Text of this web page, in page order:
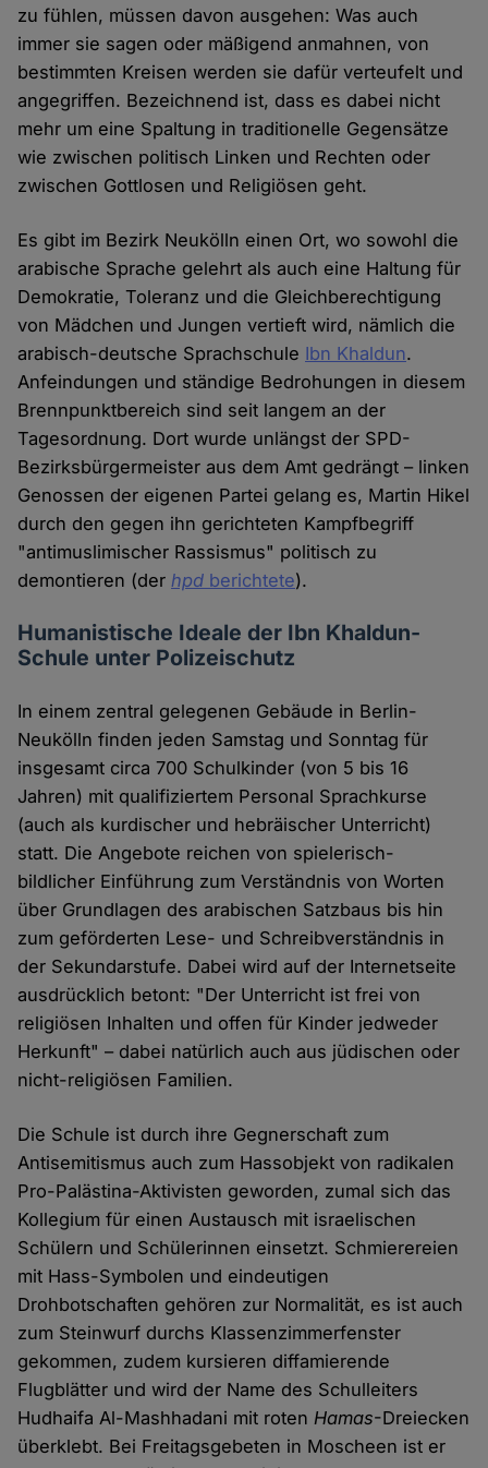
zu fühlen, müssen davon ausgehen: Was auch
immer sie sagen oder mäßigend anmahnen, von
bestimmten Kreisen werden sie dafür verteufelt und
angegriffen. Bezeichnend ist, dass es dabei nicht
mehr um eine Spaltung in traditionelle Gegensätze
wie zwischen politisch Linken und Rechten oder
zwischen Gottlosen und Religiösen geht.
Es gibt im Bezirk Neukölln einen Ort, wo sowohl die
arabische Sprache gelehrt als auch eine Haltung für
Demokratie, Toleranz und die Gleichberechtigung
von Mädchen und Jungen vertieft wird, nämlich die
arabisch-deutsche Sprachschule Ibn Khaldun.
Anfeindungen und ständige Bedrohungen in diesem
Brennpunktbereich sind seit langem an der
Tagesordnung. Dort wurde unlängst der SPD-
Bezirksbürgermeister aus dem Amt gedrängt – linken
Genossen der eigenen Partei gelang es, Martin Hikel
durch den gegen ihn gerichteten Kampfbegriff
"antimuslimischer Rassismus" politisch zu
demontieren (derhpd berichtete).
Humanistische Ideale der Ibn Khaldun-
Schule unter Polizeischutz
In einem zentral gelegenen Gebäude in Berlin-
Neukölln finden jeden Samstag und Sonntag für
insgesamt circa 700 Schulkinder (von 5 bis 16
Jahren) mit qualifiziertem Personal Sprachkurse
(auch als kurdischer und hebräischer Unterricht)
statt. Die Angebote reichen von spielerisch-
bildlicher Einführung zum Verständnis von Worten
über Grundlagen des arabischen Satzbaus bis hin
zum geförderten Lese- und Schreibverständnis in
der Sekundarstufe. Dabei wird auf der Internetseite
ausdrücklich betont: "Der Unterricht ist frei von
religiösen Inhalten und offen für Kinder jedweder
Herkunft" – dabei natürlich auch aus jüdischen oder
nicht-religiösen Familien.
Die Schule ist durch ihre Gegnerschaft zum
Antisemitismus auch zum Hassobjekt von radikalen
Pro-Palästina-Aktivisten geworden, zumal sich das
Kollegium für einen Austausch mit israelischen
Schülern und Schülerinnen einsetzt. Schmierereien
mit Hass-Symbolen und eindeutigen
Drohbotschaften gehören zur Normalität, es ist auch
zum Steinwurf durchs Klassenzimmerfenster
gekommen, zudem kursieren diffamierende
Flugblätter und wird der Name des Schulleiters
Hudhaifa Al-Mashhadani mit rotenHamas-Dreiecken
überklebt. Bei Freitagsgebeten in Moscheen ist er